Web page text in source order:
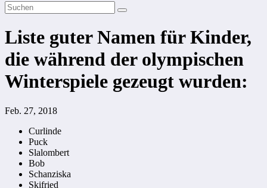
Liste guter Namen für Kinder,
die während der olympischen
Winterspiele gezeugt wurden:
Feb. 27, 2018
Curlinde
Puck
Slalombert
Bob
Schanziska
Skifried